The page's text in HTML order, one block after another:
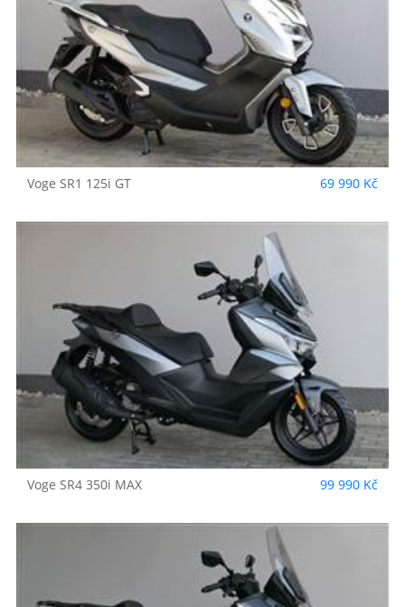
Voge SR1 125i GT 69 990 Kč
Voge SR4 350i MAX 99 990 Kč